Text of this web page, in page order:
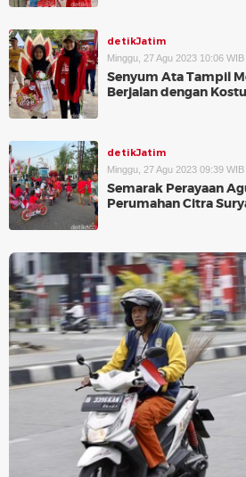
detikJatim
Minggu, 27 Agu 2023 10:06 WIB
Senyum Ata Tampil
Berjalan dengan
detikJatim
Minggu, 27 Agu 2023 09:39 WIB
Semarak Perayaan
Perumahan Citra